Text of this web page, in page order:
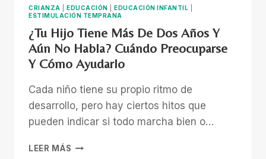
CRIANZA EDUCACIÓN EDUCACIÓN INFANTIL
ESTIMULACIÓN TEMPRANA
¿Tu Hijo Tiene Más De Dos Años Y
Aún No Habla? Cuándo Preocuparse
Y Cómo Ayudarlo
Cada niño tiene su propio ritmo de
desarrollo, pero hay ciertos hitos que
pueden indicar si todo marcha bien o…
LEER MÁS ¿TU